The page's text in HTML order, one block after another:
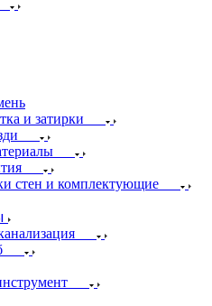
и затирки
стен и комплектующие